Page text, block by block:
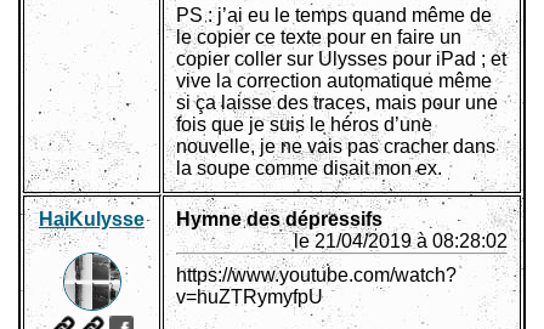
PS : j’ai eu le temps quand même de
le copier ce texte pour en faire un
copier coller sur Ulysses pour iPad ; et
vive la correction automatique même
si ça laisse des traces, mais pour une
fois que je suis le héros d’une
nouvelle, je ne vais pas cracher dans
la soupe comme disait mon ex.
HaiKulysse
Hymne des dépressifs
le 21/04/2019 à 08:28:02
https://www.youtube.com/watch?
v=huZTRymyfpU